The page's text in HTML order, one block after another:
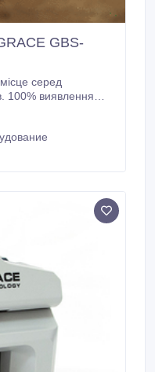
GBS-
серед
100% виявлення
2023 року).
1996 року випуску
Великий сенсорний